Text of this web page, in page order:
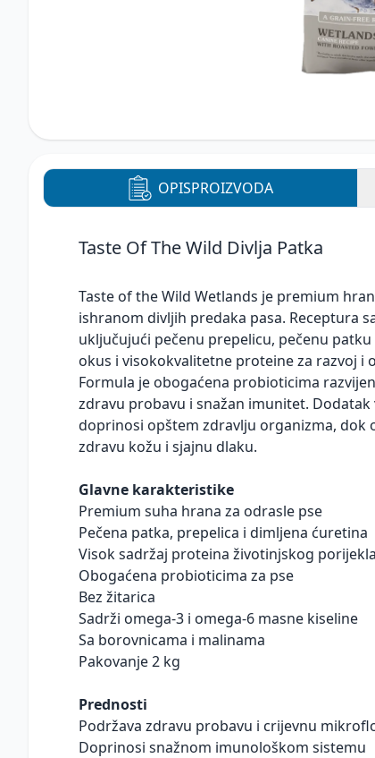
OPISPROIZVODA
Taste Of The Wild Divlja Patka
Taste of the Wild Wetlands je premium
ishranom divljih predaka pasa. Receptura
uključujući pečenu prepelicu, pečenu
okus i visokokvalitetne proteine za razvoj i
Formula je obogaćena probioticima
zdravu probavu i snažan imunitet.
doprinosi opštem zdravlju organizma, dok
zdravu kožu i sjajnu dlaku.
Glavne karakteristike
Premium suha hrana za odrasle pse
Pečena patka, prepelica i dimljena ćuretina
Visok sadržaj proteina životinjskog porijekla
Obogaćena probioticima za pse
Bez žitarica
Sadrži omega-3 i omega-6 masne kiseline
Sa borovnicama i malinama
Pakovanje 2 kg
Prednosti
Podržava zdravu probavu i crijevnu
Doprinosi snažnom imunološkom sistemu